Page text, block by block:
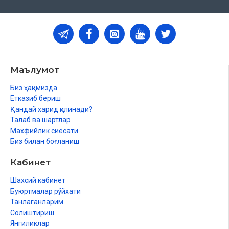
Маълумот
Биз ҳақимизда
Етказиб бериш
Қандай харид қилинади?
Талаб ва шартлар
Махфийлик сиёсати
Биз билан боғланиш
Кабинет
Шахсий кабинет
Буюртмалар рўйхати
Танлаганларим
Солиштириш
Янгиликлар